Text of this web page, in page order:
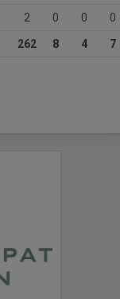
2 0 0 0
262 8 4 7